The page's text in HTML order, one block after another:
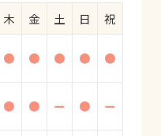
木 金 土 日
祝
● ● ● ● ●
● ● ー ● ー